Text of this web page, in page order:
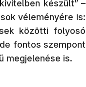
készült” –
véleményére is:
közötti folyosó
fontos szempont
megjelenése is.